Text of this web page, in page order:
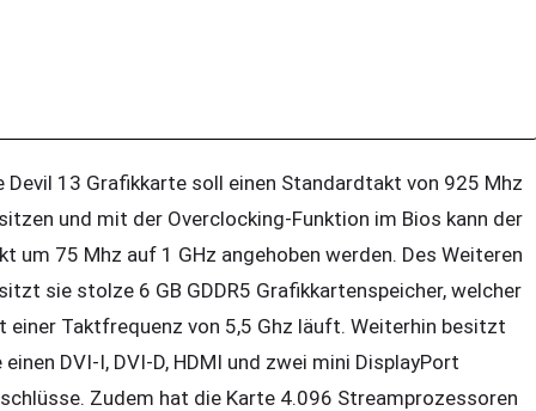
Devil 13 Grafikkarte soll einen Standardtakt von 925 Mhz
und mit der Overclocking-Funktion im Bios kann der
um 75 Mhz auf 1 GHz angehoben werden. Des Weiteren
sie stolze 6 GB GDDR5 Grafikkartenspeicher, welcher
einer Taktfrequenz von 5,5 Ghz läuft. Weiterhin besitzt
einen DVI-I, DVI-D, HDMI und zwei mini DisplayPort
Zudem hat die Karte 4.096 Streamprozessoren